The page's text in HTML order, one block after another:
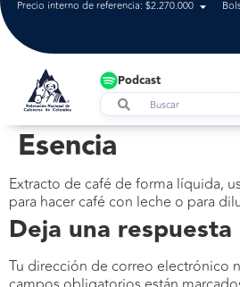
Precio interno de referencia: $2.270.000
Podcast
Esencia
Extracto de café de forma líquida,
para hacer café con leche o para
Deja una respuesta
Tu dirección de correo electrónico